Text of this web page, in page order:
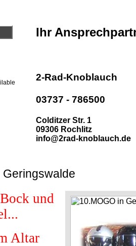
Ihr
2-Rad-Knoblauch
03737 - 786500
Colditzer Str. 1
09306 Rochlitz
info@2rad-knoblauch.de
und
Altar